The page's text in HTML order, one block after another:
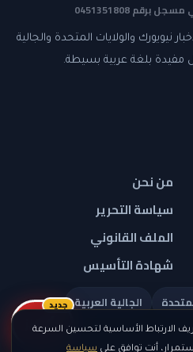
الارتباط الأساسية لتحسين السرعة
أنت توافق على سياسة
0451351808
نيويورك والولايات المتحدة والجالية
مفيدة بلغة عربية بسيطة.
من نحن
سياسة التحرير
الملف القانوني
شهادة التأسيس
الجالية العربية
ريلز
جديد